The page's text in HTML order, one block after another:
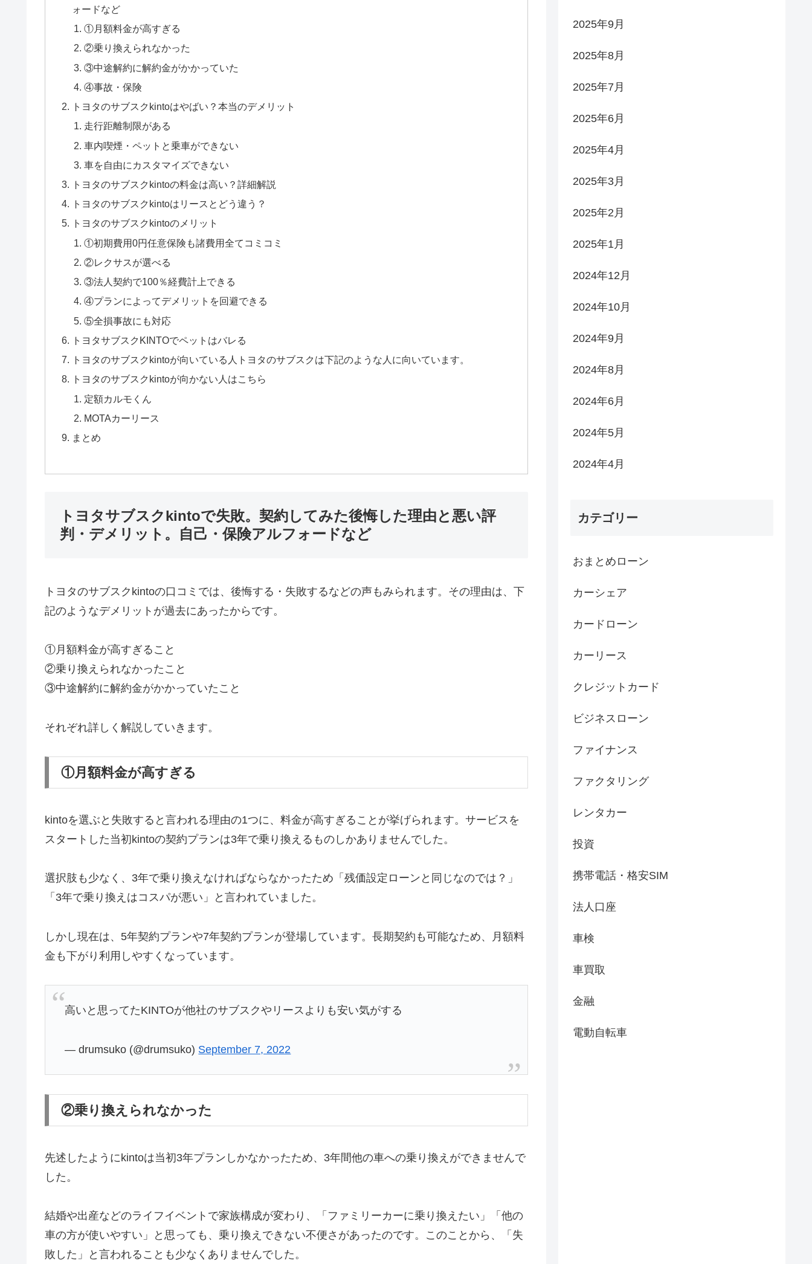
ォードなど
①月額料金が高すぎる
②乗り換えられなかった
③中途解約に解約金がかかっていた
④事故・保険
トヨタのサブスクkintoはやばい？本当のデメリット
走行距離制限がある
車内喫煙・ペットと乗車ができない
車を自由にカスタマイズできない
トヨタのサブスクkintoの料金は高い？詳細解説
トヨタのサブスクkintoはリースとどう違う？
トヨタのサブスクkintoのメリット
①初期費用0円任意保険も諸費用全てコミコミ
②レクサスが選べる
③法人契約で100％経費計上できる
④プランによってデメリットを回避できる
⑤全損事故にも対応
トヨタサブスクKINTOでペットはバレる
トヨタのサブスクkintoが向いている人トヨタのサブスクは下記のような人に向いています。
トヨタのサブスクkintoが向かない人はこちら
定額カルモくん
MOTAカーリース
まとめ
トヨタサブスクkintoで失敗。契約してみた後悔した理由と悪い評
判・デメリット。自己・保険アルフォードなど
トヨタのサブスクkintoの口コミでは、後悔する・失敗するなどの声もみられます。その理由は、下
記のようなデメリットが過去にあったからです。
①月額料金が高すぎること
②乗り換えられなかったこと
③中途解約に解約金がかかっていたこと
それぞれ詳しく解説していきます。
①月額料金が高すぎる
kintoを選ぶと失敗すると言われる理由の1つに、料金が高すぎることが挙げられます。サービスを
スタートした当初kintoの契約プランは3年で乗り換えるものしかありませんでした。
選択肢も少なく、3年で乗り換えなければならなかったため「残価設定ローンと同じなのでは？」
「3年で乗り換えはコスパが悪い」と言われていました。
しかし現在は、5年契約プランや7年契約プランが登場しています。長期契約も可能なため、月額料
金も下がり利用しやすくなっています。
高いと思ってたKINTOが他社のサブスクやリースよりも安い気がする
— drumsuko (@drumsuko) September 7, 2022
②乗り換えられなかった
先述したようにkintoは当初3年プランしかなかったため、3年間他の車への乗り換えができませんで
した。
結婚や出産などのライフイベントで家族構成が変わり、「ファミリーカーに乗り換えたい」「他の
車の方が使いやすい」と思っても、乗り換えできない不便さがあったのです。このことから、「失
敗した」と言われることも少なくありませんでした。
2025年9月
2025年8月
2025年7月
2025年6月
2025年4月
2025年3月
2025年2月
2025年1月
2024年12月
2024年10月
2024年9月
2024年8月
2024年6月
2024年5月
2024年4月
カテゴリー
おまとめローン
カーシェア
カードローン
カーリース
クレジットカード
ビジネスローン
ファイナンス
ファクタリング
レンタカー
投資
携帯電話・格安SIM
法人口座
車検
車買取
金融
電動自転車